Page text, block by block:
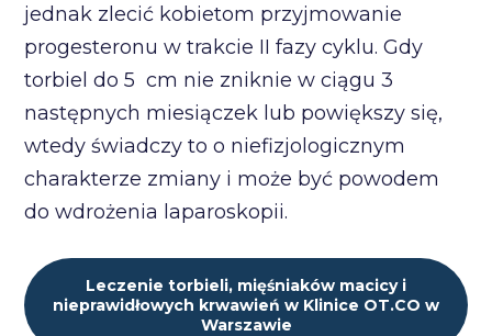
jednak zlecić kobietom przyjmowanie
progesteronu w trakcie II fazy cyklu. Gdy
torbiel do 5 cm nie zniknie w ciągu 3
następnych miesiączek lub powiększy się,
wtedy świadczy to o niefizjologicznym
charakterze zmiany i może być powodem
do wdrożenia laparoskopii.
Leczenie torbieli, mięśniaków macicy i
nieprawidłowych krwawień w Klinice OT.CO w
Warszawie